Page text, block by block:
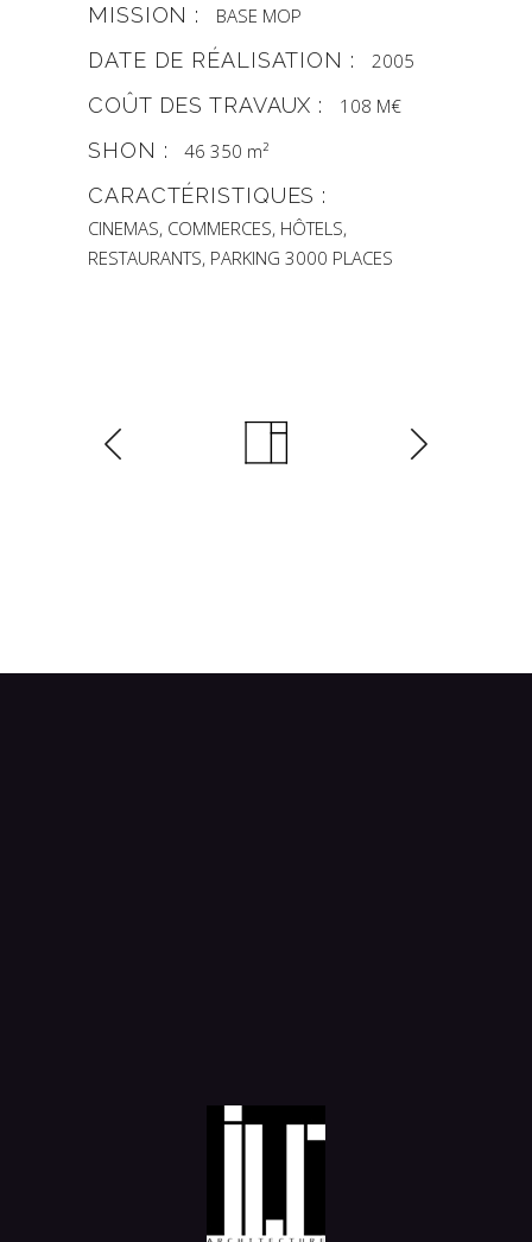
MISSION : BASE MOP
DATE DE RÉALISATION : 2005
COÛT DES TRAVAUX : 108 M€
SHON : 46 350 m²
CARACTÉRISTIQUES :
CINEMAS, COMMERCES, HÔTELS,
RESTAURANTS, PARKING 3000 PLACES